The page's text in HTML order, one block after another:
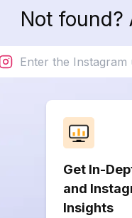
Not found?
Get In-
and
Insights